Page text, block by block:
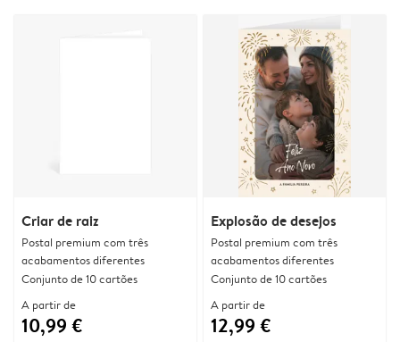
Criar de raiz
Postal premium com três
acabamentos diferentes
Conjunto de 10 cartões
A partir de
10,99 €
Explosão de desejos
Postal premium com três
acabamentos diferentes
Conjunto de 10 cartões
A partir de
12,99 €